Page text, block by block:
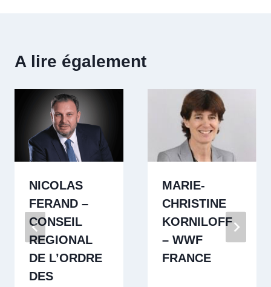
A lire également
NICOLAS
FERAND –
CONSEIL
REGIONAL
DE L’ORDRE
DES
MARIE-
CHRISTINE
KORNILOFF
– WWF
FRANCE